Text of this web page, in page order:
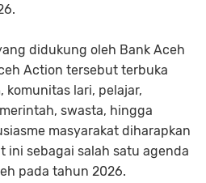
didukung oleh Bank Aceh
Action tersebut terbuka
komunitas lari, pelajar,
swasta, hingga
masyarakat diharapkan
ini sebagai salah satu agenda
pada tahun 2026.